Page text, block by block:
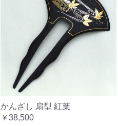
かんざし 扇型 紅葉
￥38,500